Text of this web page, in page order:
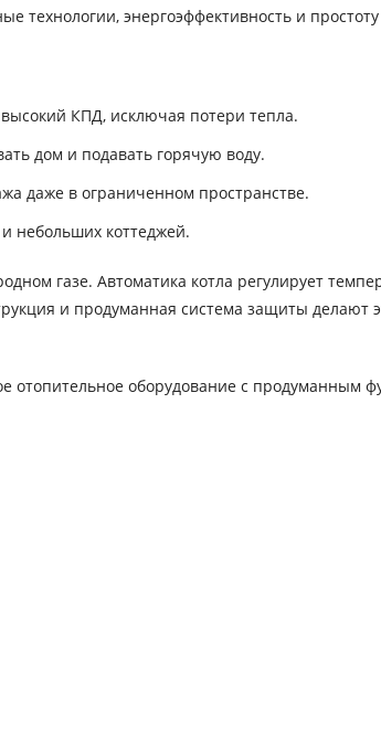
технологии, энергоэффективность и
КПД, исключая потери тепла.
дом и подавать горячую воду.
даже в ограниченном пространстве.
небольших коттеджей.
газе. Автоматика котла регулирует
и продуманная система защиты делают
отопительное оборудование с продуманным